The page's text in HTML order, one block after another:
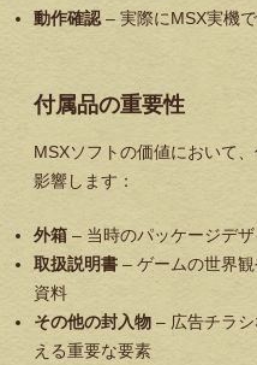
動作確認– 実際にMSX実機
付属品の重要性
MSXソフトの価値において
影響します：
外箱 – 当時のパッケージデ
取扱説明書 – ゲームの世界
資料
その他の封入物 – 広告チラ
える重要な要素